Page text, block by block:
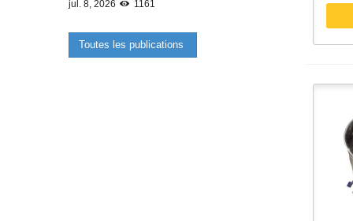
jul. 8, 2026 1161
Toutes les publications